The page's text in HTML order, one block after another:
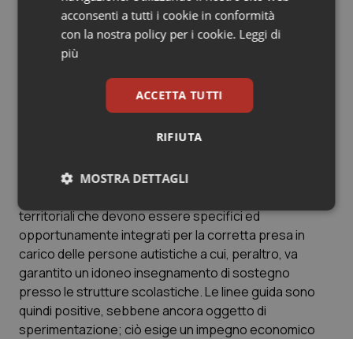
suo parere, le linee guida sui disturbi dello spettro
autistico sono senz'altro apprezzabili perché
affrontano le problematiche esposte anche sotto
l'aspetto comportamentale, data l'estrema difficoltà
delle persone autistiche a relazionarsi, essendo
soggetti chiusi nel proprio mondo.
Rispetto a queste considerazioni, pertanto, oltre a
grande rilievo l'approccio comportamentale, il quale,
territoriali che devono essere specifici ed
opportunamente integrati per la corretta presa in
carico delle persone autistiche a cui, peraltro, va
garantito un idoneo insegnamento di sostegno
presso le strutture scolastiche. Le linee guida sono
quindi positive, sebbene ancora oggetto di
sperimentazione; ciò esige un impegno economico
acconsenti a tutti i cookie in conformità
con la nostra policy per i cookie. Leggi di
più
ACCETTA TUTTI
RIFIUTA
MOSTRA DETTAGLI
Necessari Statistici Marketing
Necessari Statistici Marketing